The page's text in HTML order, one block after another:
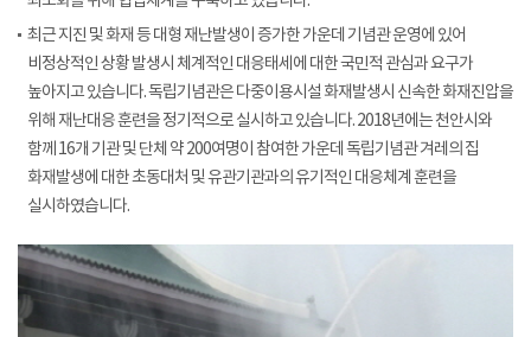
최근 지진 및 화재 등 대형 재난발생이 증가한 가운데 기념관 운영에 있어
비정상적인 상황 발생시 체계적인 대응태세에 대한 국민적 관심과 요구가
높아지고 있습니다. 독립기념관은 다중이용시설 화재발생시 신속한 화재진압을
위해 재난대응 훈련을 정기적으로 실시하고 있습니다. 2018년에는 천안시와
함께 16개 기관 및 단체 약 200여명이 참여한 가운데 독립기념관 겨레의 집
화재발생에 대한 초동대처 및 유관기관과의 유기적인 대응체계 훈련을
실시하였습니다.